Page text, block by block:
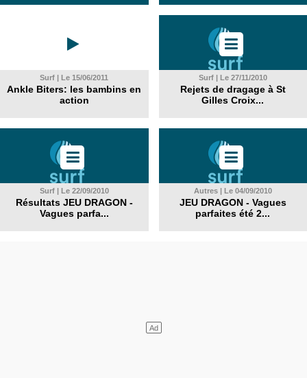
Surf | Le 15/06/2011
Ankle Biters: les bambins en
action
Surf | Le 27/11/2010
Rejets de dragage à St
Gilles Croix...
Surf | Le 22/09/2010
Résultats JEU DRAGON -
Vagues parfa...
Autres | Le 04/09/2010
JEU DRAGON - Vagues
parfaites été 2...